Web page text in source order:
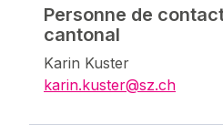
Personne de
cantonal
Karin Kuster
karin.kuster@sz.ch